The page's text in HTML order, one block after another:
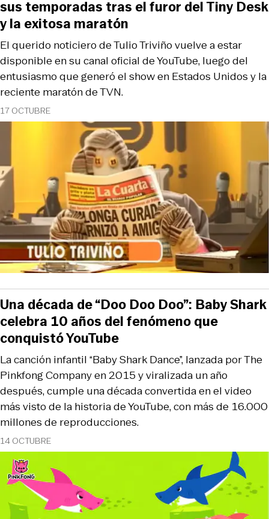
17 OCTUBRE
El querido noticiero de Tulio Triviño vuelve a estar
disponible en su canal oficial de YouTube, luego del
entusiasmo que generó el show en Estados Unidos y la
reciente maratón de TVN.
sus temporadas tras el furor del Tiny Desk
y la exitosa maratón
14 OCTUBRE
La canción infantil “Baby Shark Dance”, lanzada por The
Pinkfong Company en 2015 y viralizada un año
después, cumple una década convertida en el video
más visto de la historia de YouTube, con más de 16.000
millones de reproducciones.
Una década de “Doo Doo Doo”: Baby Shark
celebra 10 años del fenómeno que
conquistó YouTube